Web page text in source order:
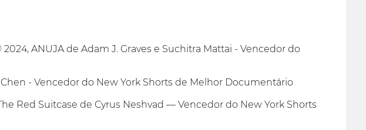
ANUJA de Adam J. Graves e Suchitra Mattai - Vencedor do
- Vencedor do New York Shorts de Melhor Documentário
Red Suitcase de Cyrus Neshvad — Vencedor do New York Shorts